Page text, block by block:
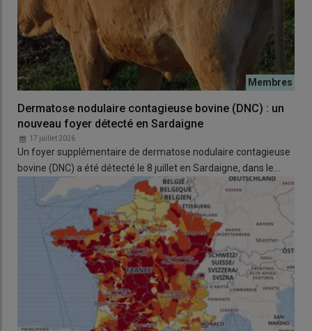
Dermatose nodulaire contagieuse bovine (DNC) : un
nouveau foyer détecté en Sardaigne
17 juillet 2026
Un foyer supplémentaire de dermatose nodulaire contagieuse
bovine (DNC) a été détecté le 8 juillet en Sardaigne, dans le…